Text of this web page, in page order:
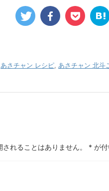
あさチャン レシピ あさチャン 北斗
れることはありません。 * が